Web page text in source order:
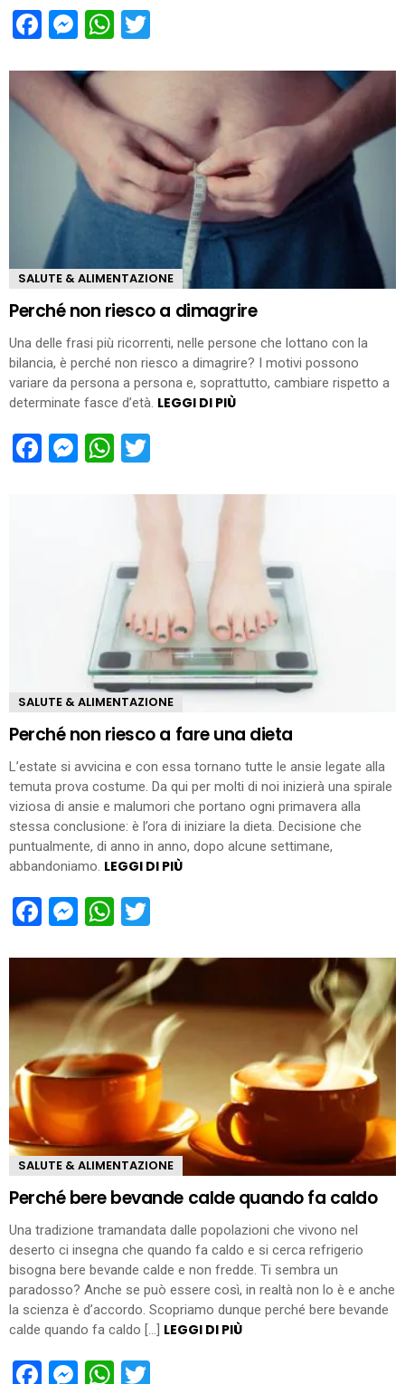
Facebook
Messenger
WhatsApp
SALUTE & ALIMENTAZIONE
Perché non riesco a dimagrire
Una delle frasi più ricorrenti, nelle persone che lottano con la
bilancia, è perché non riesco a dimagrire? I motivi possono
variare da persona a persona e, soprattutto, cambiare rispetto a
determinate fasce d’età. LEGGI DI PIÙ
Facebook
Messenger
WhatsApp
SALUTE & ALIMENTAZIONE
Perché non riesco a fare una dieta
L’estate si avvicina e con essa tornano tutte le ansie legate alla
temuta prova costume. Da qui per molti di noi inizierà una spirale
viziosa di ansie e malumori che portano ogni primavera alla
stessa conclusione: è l’ora di iniziare la dieta. Decisione che
puntualmente, di anno in anno, dopo alcune settimane,
abbandoniamo. LEGGI DI PIÙ
Facebook
Messenger
WhatsApp
SALUTE & ALIMENTAZIONE
Perché bere bevande calde quando fa caldo
Una tradizione tramandata dalle popolazioni che vivono nel
deserto ci insegna che quando fa caldo e si cerca refrigerio
bisogna bere bevande calde e non fredde. Ti sembra un
paradosso? Anche se può essere così, in realtà non lo è e anche
la scienza è d’accordo. Scopriamo dunque perché bere bevande
calde quando fa caldo […] LEGGI DI PIÙ
Facebook
Messenger
WhatsApp